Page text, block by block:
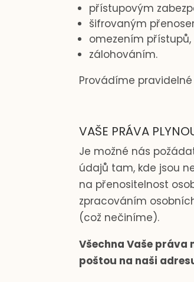
přístupovým
šifrovaným
omezením přístupů,
zálohováním.
Provádíme
VAŠE PRÁVA
Je možné nás
údajů tam, kde jsou
na přenositelnost
zpracováním
(což nečiníme).
Všechna Vaše
poštou na naši